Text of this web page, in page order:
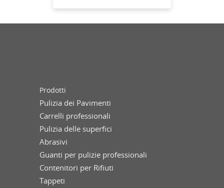
Prodotti
Pulizia dei Pavimenti
Carrelli professionali
Pulizia delle superfici
Abrasivi
Guanti per pulizie professionali
Contenitori per Rifiuti
Tappeti